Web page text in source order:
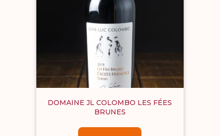
DOMAINE JL COLOMBO LES FÉES
BRUNES